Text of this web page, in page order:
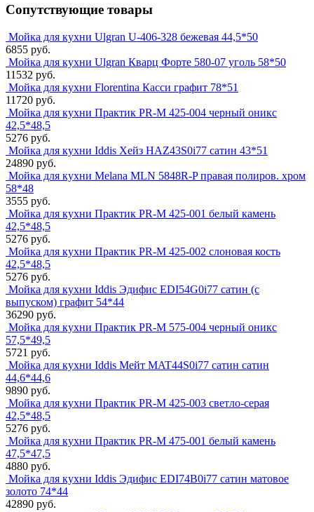
Сопутствующие товары
Мойка для кухни Ulgran U-406-328 бежевая 44,5*50
6855 руб.
Мойка для кухни Ulgran Кварц Форте 580-07 уголь 58*50
11532 руб.
Мойка для кухни Florentina Касси графит 78*51
11720 руб.
Мойка для кухни Практик PR-M 425-004 черный оникс
42,5*48,5
5276 руб.
Мойка для кухни Iddis Хейз HAZ43S0i77 сатин 43*51
24890 руб.
Мойка для кухни Melana MLN 5848R-P правая полиров. хром
58*48
3555 руб.
Мойка для кухни Практик PR-M 425-001 белый камень
42,5*48,5
5276 руб.
Мойка для кухни Практик PR-M 425-002 слоновая кость
42,5*48,5
5276 руб.
Мойка для кухни Iddis Эдифис EDI54G0i77 сатин (с
выпуском) графит 54*44
36290 руб.
Мойка для кухни Практик PR-M 575-004 черный оникс
57,5*49,5
5721 руб.
Мойка для кухни Iddis Мейт MAT44S0i77 сатин сатин
44,6*44,6
9890 руб.
Мойка для кухни Практик PR-M 425-003 светло-серая
42,5*48,5
5276 руб.
Мойка для кухни Практик PR-M 475-001 белый камень
47,5*47,5
4880 руб.
Мойка для кухни Iddis Эдифис EDI74B0i77 сатин матовое
золото 74*44
42890 руб.